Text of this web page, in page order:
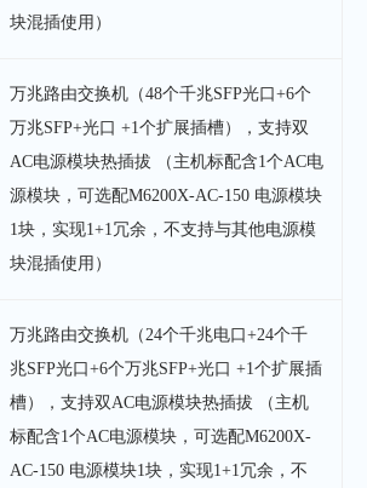
块混插使用）
万兆路由交换机（48个千兆SFP光口+6个
万兆SFP+光口 +1个扩展插槽），支持双
AC电源模块热插拔 （主机标配含1个AC电
源模块，可选配M6200X-AC-150 电源模块
1块，实现1+1冗余，不支持与其他电源模
块混插使用）
万兆路由交换机（24个千兆电口+24个千
兆SFP光口+6个万兆SFP+光口 +1个扩展插
槽），支持双AC电源模块热插拔 （主机
标配含1个AC电源模块，可选配M6200X-
AC-150 电源模块1块，实现1+1冗余，不